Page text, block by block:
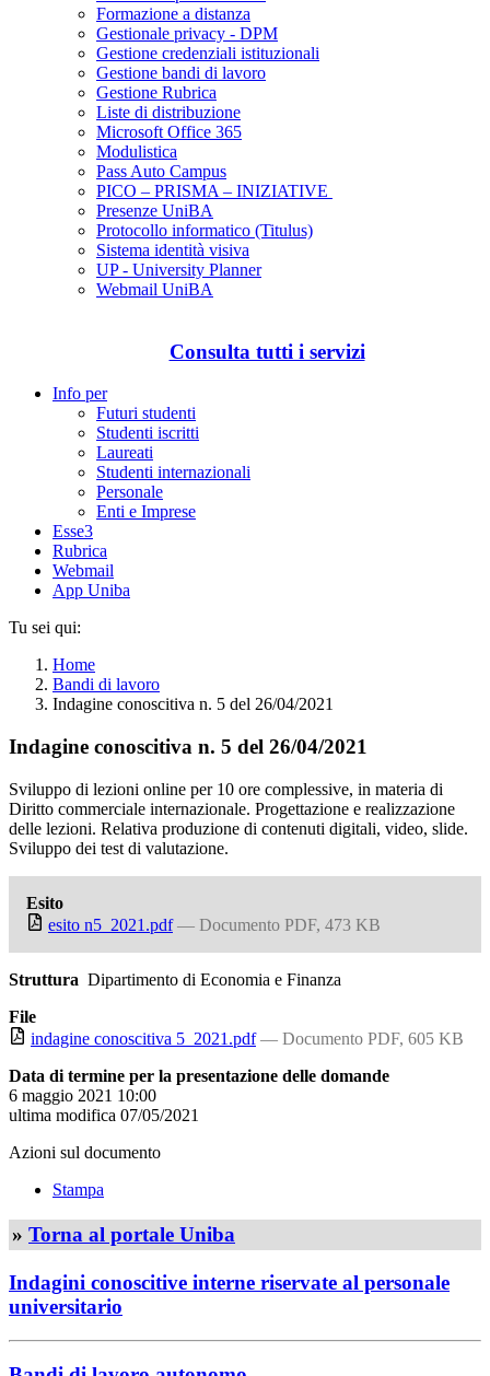
Formazione a distanza
Gestionale privacy - DPM
Gestione credenziali istituzionali
Gestione bandi di lavoro
Gestione Rubrica
Liste di distribuzione
Microsoft Office 365
Modulistica
Pass Auto Campus
PICO – PRISMA – INIZIATIVE
Presenze UniBA
Protocollo informatico (Titulus)
Sistema identità visiva
UP - University Planner
Webmail UniBA
Consulta tutti i servizi
Info per
Futuri studenti
Studenti iscritti
Laureati
Studenti internazionali
Personale
Enti e Imprese
Esse3
Rubrica
Webmail
App Uniba
Tu sei qui:
Home
Bandi di lavoro
Indagine conoscitiva n. 5 del 26/04/2021
Indagine conoscitiva n. 5 del 26/04/2021
Sviluppo di lezioni online per 10 ore complessive, in materia di
Diritto commerciale internazionale. Progettazione e realizzazione
delle lezioni. Relativa produzione di contenuti digitali, video, slide.
Sviluppo dei test di valutazione.
Esito
esito n5_2021.pdf — Documento PDF, 473 KB
Struttura Dipartimento di Economia e Finanza
File
indagine conoscitiva 5_2021.pdf — Documento PDF, 605 KB
Data di termine per la presentazione delle domande
6 maggio 2021 10:00
ultima modifica 07/05/2021
Azioni sul documento
Stampa
» Torna al portale Uniba
Indagini conoscitive interne riservate al personale
universitario